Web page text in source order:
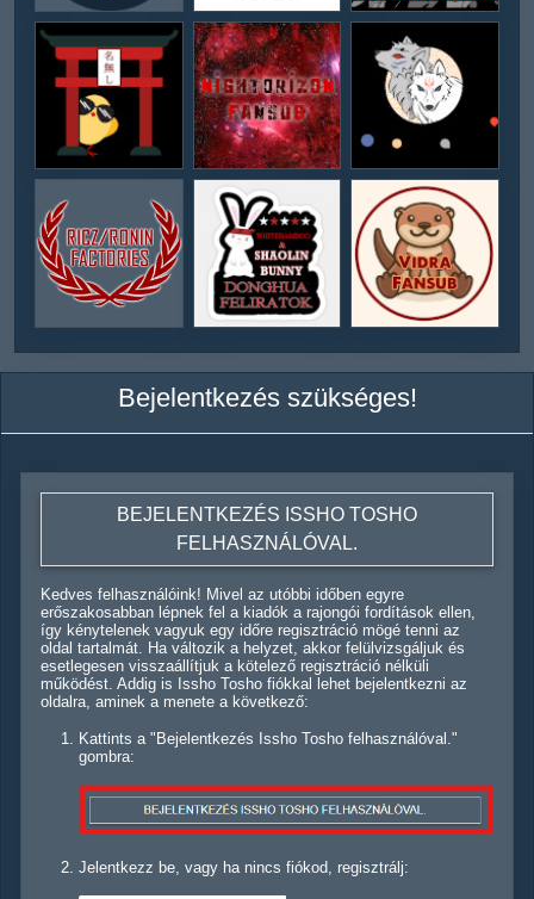
Bejelentkezés szükséges!
BEJELENTKEZÉS ISSHO TOSHO
FELHASZNÁLÓVAL.
Kedves felhasználóink! Mivel az utóbbi időben egyre
erőszakosabban lépnek fel a kiadók a rajongói fordítások ellen,
így kénytelenek vagyuk egy időre regisztráció mögé tenni az
oldal tartalmát. Ha változik a helyzet, akkor felülvizsgáljuk és
esetlegesen visszaállítjuk a kötelező regisztráció nélküli
működést. Addig is Issho Tosho fiókkal lehet bejelentkezni az
oldalra, aminek a menete a következő:
Kattints a "Bejelentkezés Issho Tosho felhasználóval."
gombra:
Jelentkezz be, vagy ha nincs fiókod, regisztrálj: